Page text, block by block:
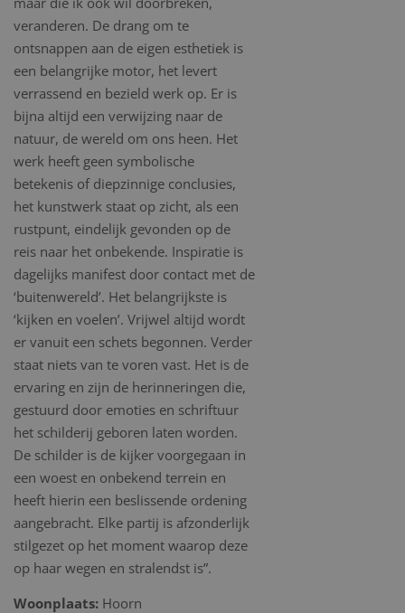
veranderen. De drang om te
ontsnappen aan de eigen esthetiek is
een belangrijke motor, het levert
verrassend en bezield werk op. Er is
bijna altijd een verwijzing naar de
natuur, de wereld om ons heen. Het
werk heeft geen symbolische
betekenis of diepzinnige conclusies,
het kunstwerk staat op zicht, als een
rustpunt, eindelijk gevonden op de
reis naar het onbekende. Inspiratie is
dagelijks manifest door contact met de
‘buitenwereld’. Het belangrijkste is
‘kijken en voelen’. Vrijwel altijd wordt
er vanuit een schets begonnen. Verder
staat niets van te voren vast. Het is de
ervaring en zijn de herinneringen die,
gestuurd door emoties en schriftuur
het schilderij geboren laten worden.
De schilder is de kijker voorgegaan in
een woest en onbekend terrein en
heeft hierin een beslissende ordening
aangebracht. Elke partij is afzonderlijk
stilgezet op het moment waarop deze
op haar wegen en stralendst is”.
Woonplaats: Hoorn